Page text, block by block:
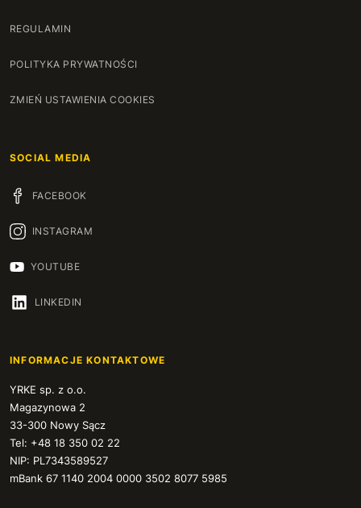
REGULAMIN
POLITYKA PRYWATNOŚCI
ZMIEŃ USTAWIENIA COOKIES
SOCIAL MEDIA
FACEBOOK
INSTAGRAM
YOUTUBE
LINKEDIN
INFORMACJE KONTAKTOWE
YRKE sp. z o.o.
Magazynowa 2
33-300 Nowy Sącz
Tel: +48 18 350 02 22
NIP: PL7343589527
mBank 67 1140 2004 0000 3502 8077 5985